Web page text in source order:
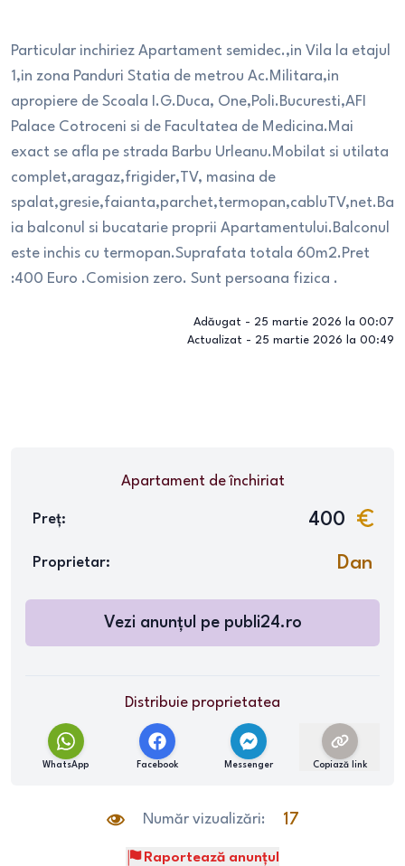
Particular inchiriez Apartament semidec.,in Vila la etajul
1,in zona Panduri Statia de metrou Ac.Militara,in
apropiere de Scoala I.G.Duca, One,Poli.Bucuresti,AFI
Palace Cotroceni si de Facultatea de Medicina.Mai
exact se afla pe strada Barbu Urleanu.Mobilat si utilata
complet,aragaz,frigider,TV, masina de
spalat,gresie,faianta,parchet,termopan,cabluTV,net.Ba
ia balconul si bucatarie proprii Apartamentului.Balconul
este inchis cu termopan.Suprafata totala 60m2.Pret
:400 Euro .Comision zero. Sunt persoana fizica .
Adăugat - 25 martie 2026 la 00:07
Actualizat - 25 martie 2026 la 00:49
Apartamentde închiriat
Preț: 400
Proprietar: Dan
Vezi anunțul pe publi24.ro
Distribuie proprietatea
WhatsApp Facebook Messenger Copiază link
Număr vizualizări: 17
Raportează anunțul